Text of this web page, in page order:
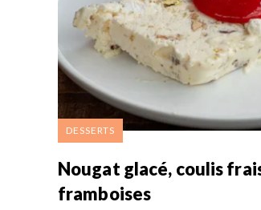
DESSERTS
Nougat glacé, coulis
framboises